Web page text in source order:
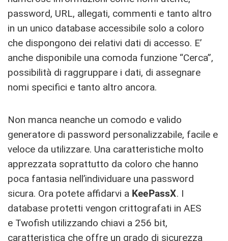
password, URL, allegati, commenti e tanto altro
in un unico database accessibile solo a coloro
che dispongono dei relativi dati di accesso. E’
anche disponibile una comoda funzione “Cerca”,
possibilità di raggruppare i dati, di assegnare
nomi specifici e tanto altro ancora.
Non manca neanche un comodo e valido
generatore di password personalizzabile, facile e
veloce da utilizzare. Una caratteristiche molto
apprezzata soprattutto da coloro che hanno
poca fantasia nell’individuare una password
sicura. Ora potete affidarvi a KeePassX. I
database protetti vengon crittografati in AES
e Twofish utilizzando chiavi a 256 bit,
caratteristica che offre un grado di sicurezza